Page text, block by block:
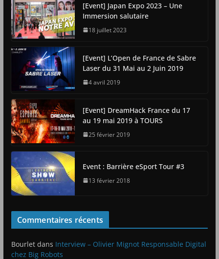
[Event] Japan Expo 2023 – Une
Immersion salutaire
18 juillet 2023
[Event] L’Open de France de Sabre
Laser du 31 Mai au 2 Juin 2019
4 avril 2019
[Event] DreamHack France du 17
au 19 mai 2019 à TOURS
25 février 2019
Event : Barrière eSport Tour #3
13 février 2018
Commentaires récents
Bourletdans Interview – Olivier Mignot Responsable Digital
chez Big Robots